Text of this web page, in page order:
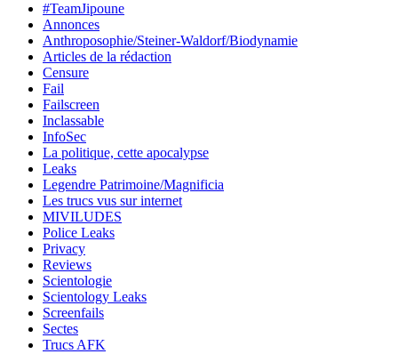
#TeamJipoune
Annonces
Anthroposophie/Steiner-Waldorf/Biodynamie
Articles de la rédaction
Censure
Fail
Failscreen
Inclassable
InfoSec
La politique, cette apocalypse
Leaks
Legendre Patrimoine/Magnificia
Les trucs vus sur internet
MIVILUDES
Police Leaks
Privacy
Reviews
Scientologie
Scientology Leaks
Screenfails
Sectes
Trucs AFK